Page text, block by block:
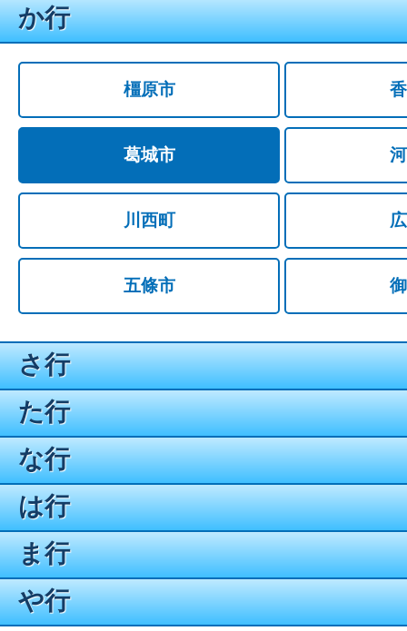
か行
橿原市
葛城市
川西町
五條市
さ行
た行
な行
は行
ま行
や行